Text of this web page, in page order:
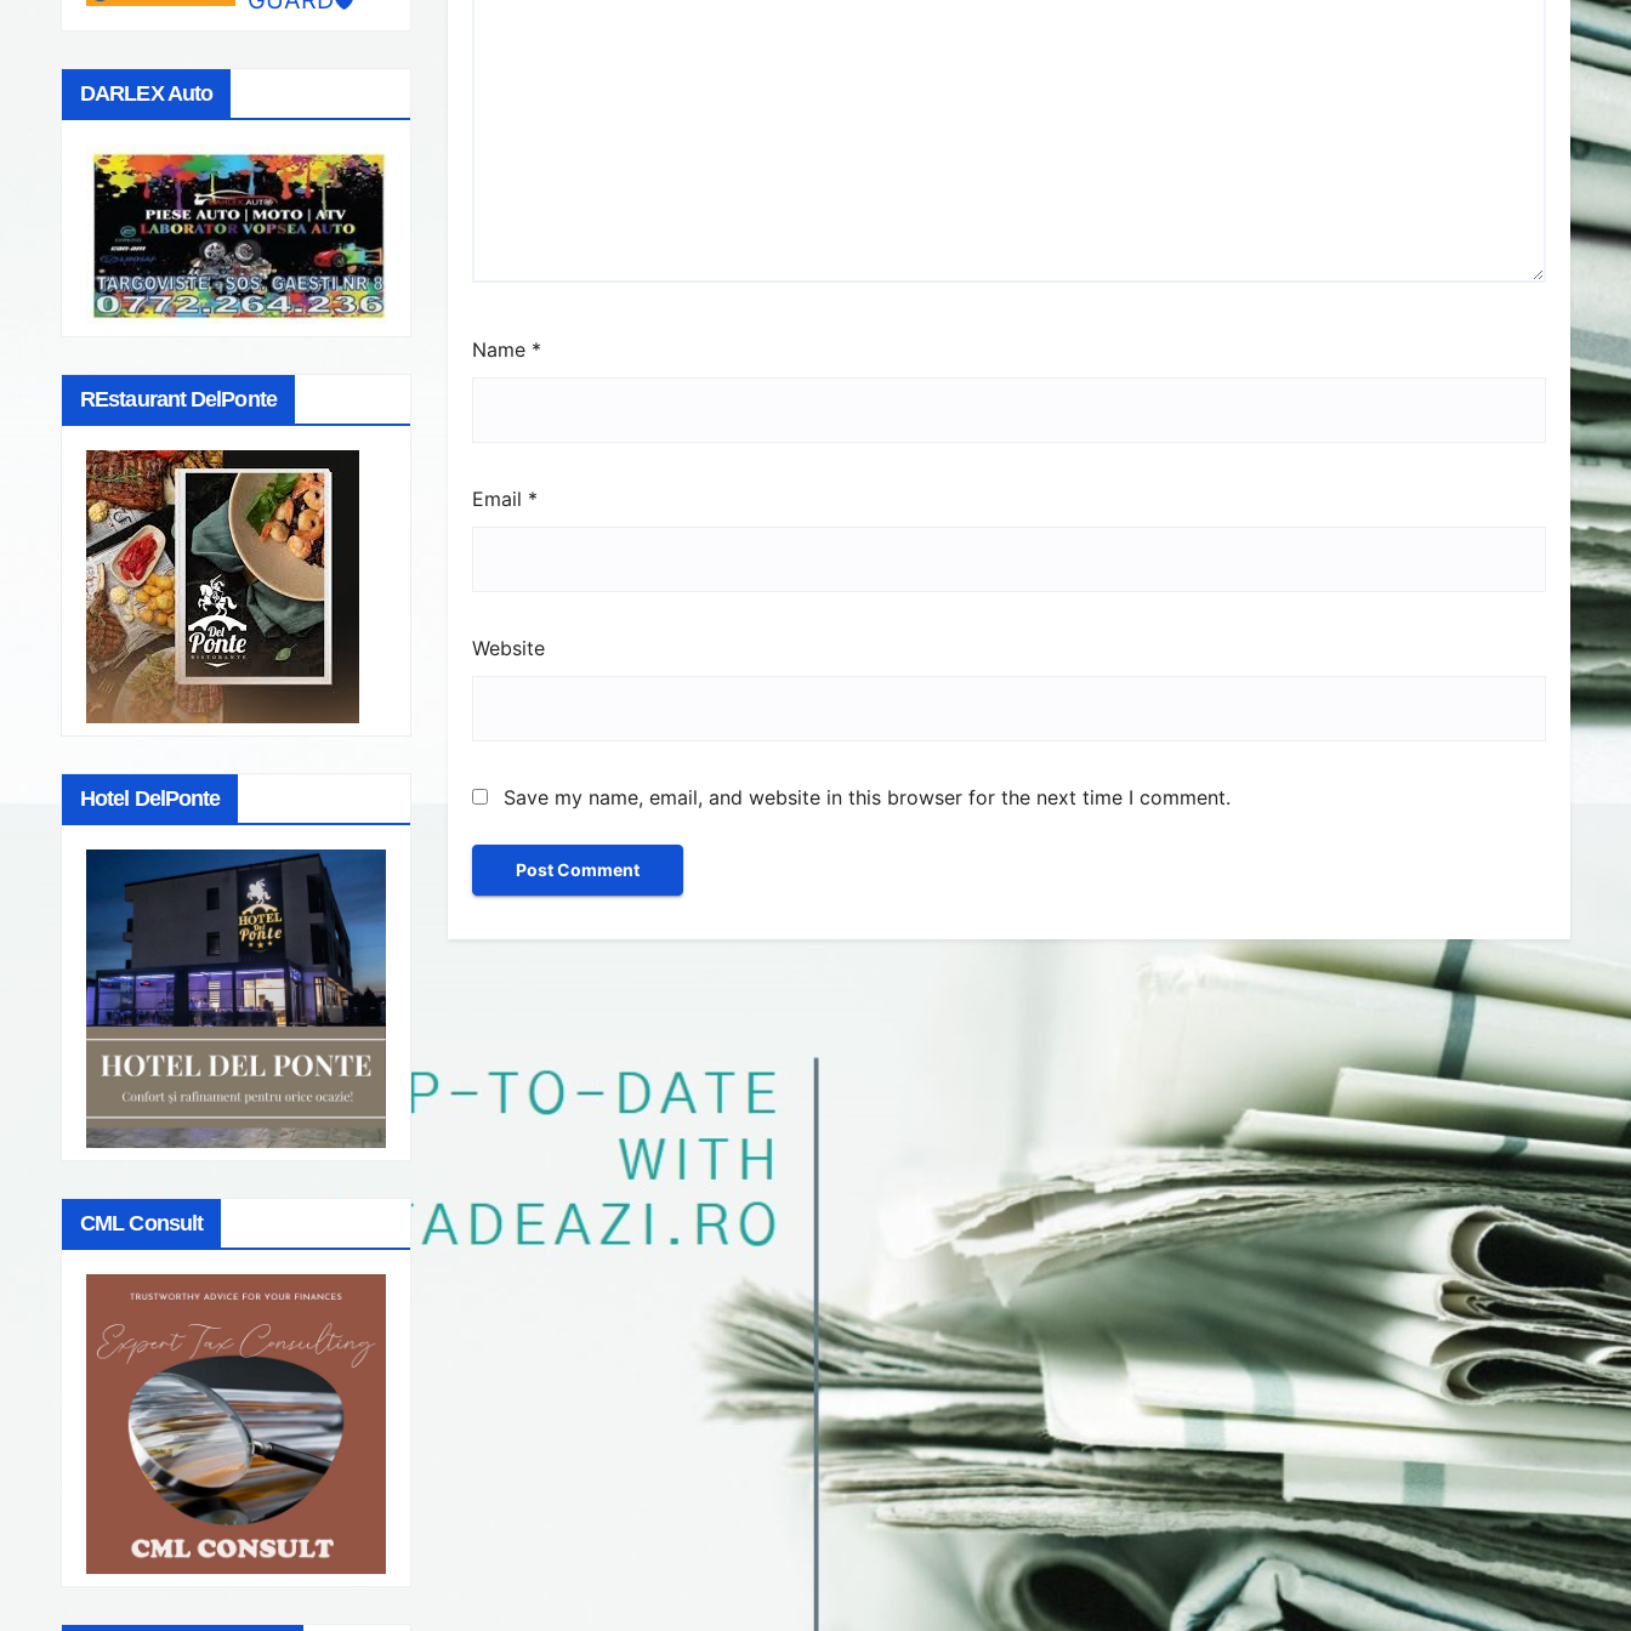
DARLEX Auto
REstaurant DelPonte
Hotel DelPonte
CML Consult
Name *
Email *
Website
Save my name, email, and website in this browser for the next time I comment.